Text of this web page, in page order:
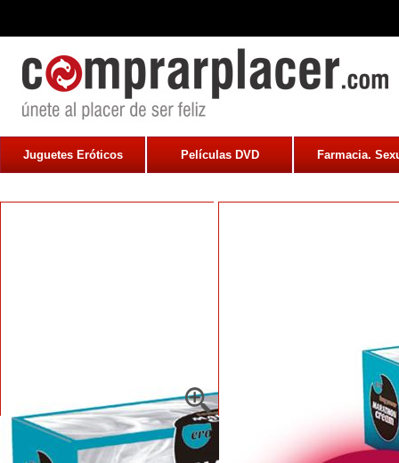
Juguetes Eróticos Películas DVD Farmacia.